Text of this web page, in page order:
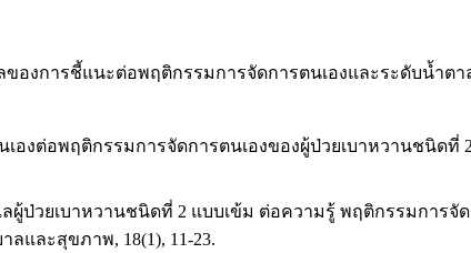
องการชี้แนะต่อพฤติกรรมการจัดการตนเองและระดับน้ำต
งต่อพฤติกรรมการจัดการตนเองของผู้ป่วยเบาหวานชนิดที่
ป่วยเบาหวานชนิดที่ 2 แบบเข้ม ต่อความรู้ พฤติกรรมการจั
และสุขภาพ, 18(1), 11-23.